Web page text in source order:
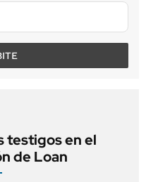
testigos en el
de Loan